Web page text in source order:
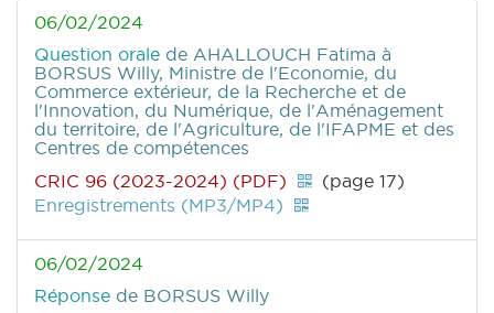
06/02/2024
Question orale de AHALLOUCH Fatima à
BORSUS Willy, Ministre de l'Economie, du
Commerce extérieur, de la Recherche et de
l'Innovation, du Numérique, de l'Aménagement
du territoire, de l'Agriculture, de l'IFAPME et des
Centres de compétences
CRIC 96 (2023-2024) (PDF)
(page 17)
Enregistrements (MP3/MP4)
06/02/2024
Réponse de BORSUS Willy